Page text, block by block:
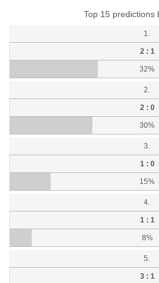
Top 15 predictions
1.
2 : 1
32%
2.
2 : 0
30%
3.
1 : 0
15%
4.
1 : 1
8%
5.
3 : 1